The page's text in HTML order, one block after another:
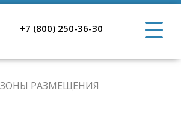
+7 (800) 250-36-30
РАЗМЕЩЕНИЯ